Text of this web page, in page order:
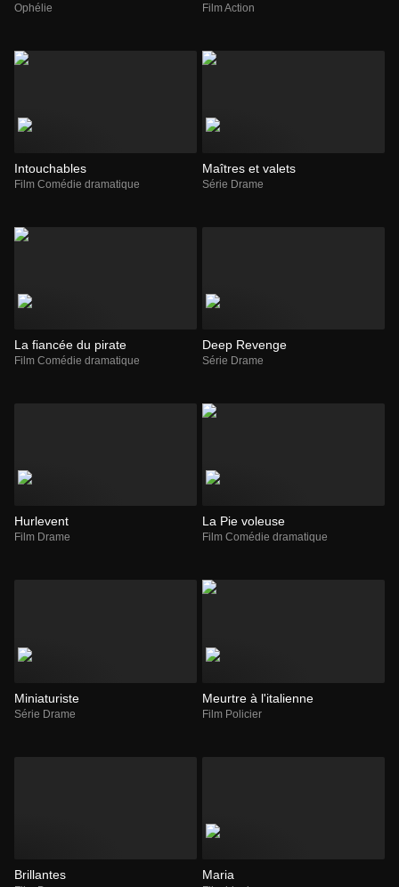
Ophélie Film Action
Intouchables
Film Comédie dramatique
Maîtres et valets
Série Drame
La fiancée du pirate
Film Comédie dramatique
Deep Revenge
Série Drame
Hurlevent
Film Drame
La Pie voleuse
Film Comédie dramatique
Miniaturiste
Série Drame
Meurtre à l'italienne
Film Policier
Brillantes Maria